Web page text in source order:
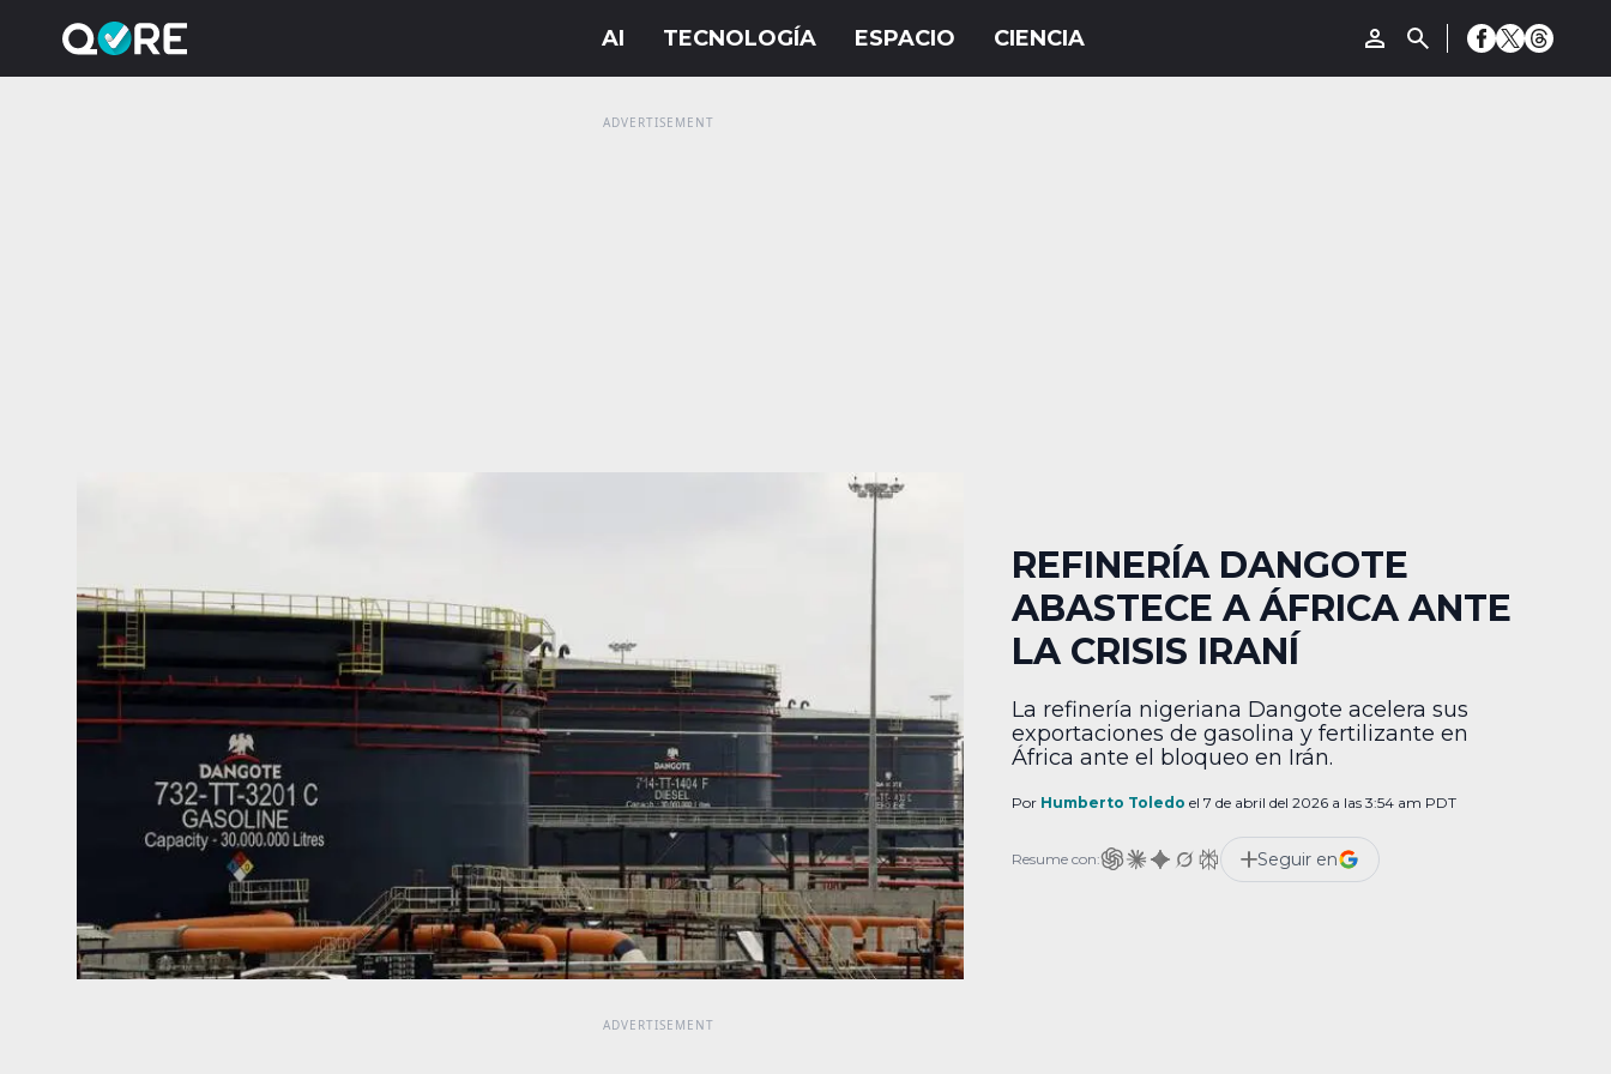
REFINERÍA DANGOTE
ABASTECE A ÁFRICA ANTE
LA CRISIS IRANÍ
La refinería nigeriana Dangote acelera sus
exportaciones de gasolina y fertilizante en
África ante el bloqueo en Irán.
Por Humberto Toledo el 7 de abril del 2026 a las 3:54 am PDT
Resume con: Seguir en